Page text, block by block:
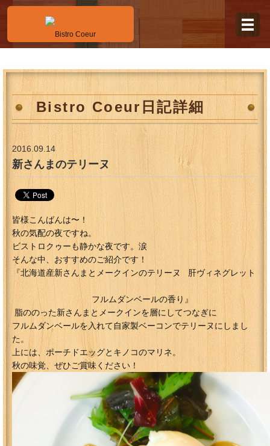
Bistro Coeur日記詳細
2016.09.14
新さんまのテリーヌ
皆様こんばんは〜！
秋の気配の夜ですね。
ビストロクゥーも静かな夜です。涙
そんな中、おすすめのご紹介です！
『北海道産新さんまとメークインのテリーヌ 肝ヴィネグレット
フルムダンベールの香り』
脂ののった新さんまとメークインを層にしてつなぎに
フルムダンベールを入れて自家製ベーコンでテリーヌにしまし
た。
上には、ポーチドエッグとキノコのマリネ。
秋の味覚、ぜひご賞味ください！